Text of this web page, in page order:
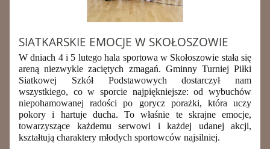
SIATKARSKIE EMOCJE W SKOŁOSZOWIE
W dniach 4 i 5 lutego hala sportowa w Skołoszowie stała się
areną niezwykle zaciętych zmagań. Gminny Turniej Piłki
Siatkowej Szkół Podstawowych dostarczył nam
wszystkiego, co w sporcie najpiękniejsze: od wybuchów
niepohamowanej radości po gorycz porażki, która uczy
pokory i hartuje ducha. To właśnie te skrajne emocje,
towarzyszące każdemu serwowi i każdej udanej akcji,
kształtują charaktery młodych sportowców najsilniej.